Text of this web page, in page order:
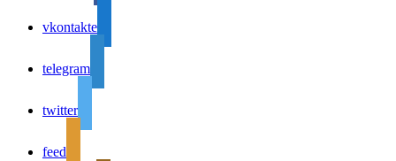
vkontakte
telegram
twitter
feed